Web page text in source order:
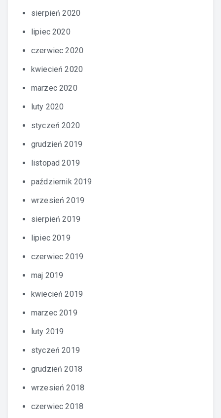
sierpień 2020
lipiec 2020
czerwiec 2020
kwiecień 2020
marzec 2020
luty 2020
styczeń 2020
grudzień 2019
listopad 2019
październik 2019
wrzesień 2019
sierpień 2019
lipiec 2019
czerwiec 2019
maj 2019
kwiecień 2019
marzec 2019
luty 2019
styczeń 2019
grudzień 2018
wrzesień 2018
czerwiec 2018